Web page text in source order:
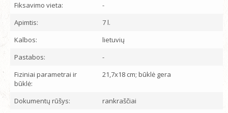
Fiksavimo vieta:
-
Apimtis:
7 l.
Kalbos:
lietuvių
Pastabos:
-
Fiziniai parametrai ir
būklė:
21,7x18 cm; būklė gera
Dokumentų rūšys:
rankraščiai